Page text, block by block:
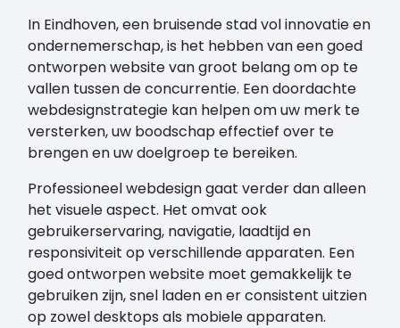
In Eindhoven, een bruisende stad vol innovatie en
ondernemerschap, is het hebben van een goed
ontworpen website van groot belang om op te
vallen tussen de concurrentie. Een doordachte
webdesignstrategie kan helpen om uw merk te
versterken, uw boodschap effectief over te
brengen en uw doelgroep te bereiken.
Professioneel webdesign gaat verder dan alleen
het visuele aspect. Het omvat ook
gebruikerservaring, navigatie, laadtijd en
responsiviteit op verschillende apparaten. Een
goed ontworpen website moet gemakkelijk te
gebruiken zijn, snel laden en er consistent uitzien
op zowel desktops als mobiele apparaten.